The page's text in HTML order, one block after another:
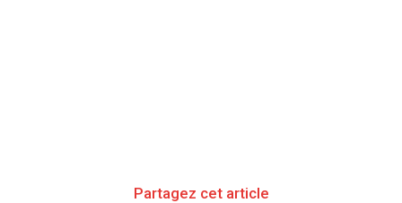
Partagez cet article